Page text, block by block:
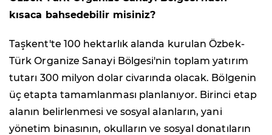
kısaca bahsedebilir misiniz?
Taşkent'te 100 hektarlık alanda kurulan Özbek-
Türk Organize Sanayi Bölgesi'nin toplam yatırım
tutarı 300 milyon dolar civarında olacak. Bölgenin
üç etapta tamamlanması planlanıyor. Birinci etap
alanın belirlenmesi ve sosyal alanların, yani
yönetim binasının, okulların ve sosyal donatıların